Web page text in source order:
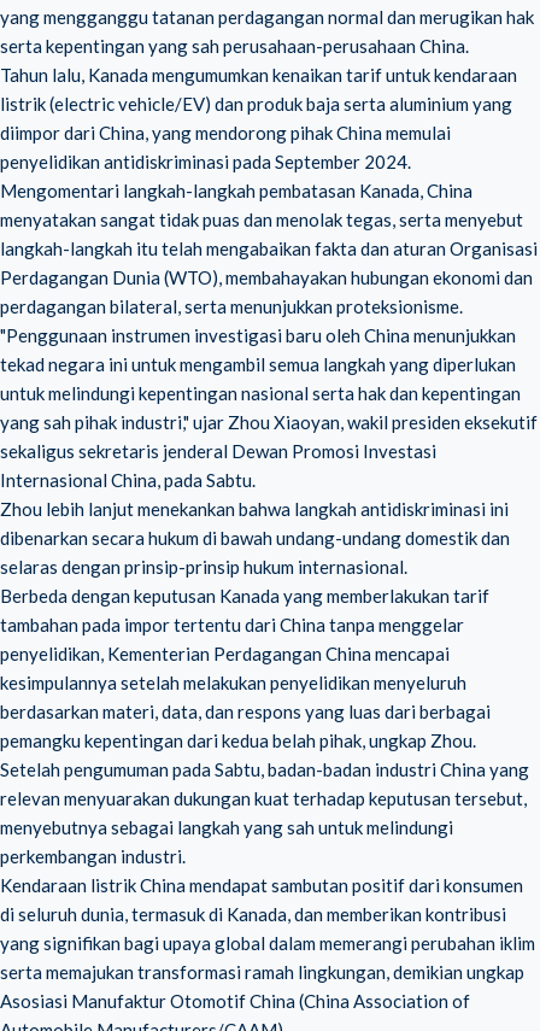
yang mengganggu tatanan perdagangan normal dan merugikan hak
serta kepentingan yang sah perusahaan-perusahaan China.
Tahun lalu, Kanada mengumumkan kenaikan tarif untuk kendaraan
listrik (electric vehicle/EV) dan produk baja serta aluminium yang
diimpor dari China, yang mendorong pihak China memulai
penyelidikan antidiskriminasi pada September 2024.
Mengomentari langkah-langkah pembatasan Kanada, China
menyatakan sangat tidak puas dan menolak tegas, serta menyebut
langkah-langkah itu telah mengabaikan fakta dan aturan Organisasi
Perdagangan Dunia (WTO), membahayakan hubungan ekonomi dan
perdagangan bilateral, serta menunjukkan proteksionisme.
"Penggunaan instrumen investigasi baru oleh China menunjukkan
tekad negara ini untuk mengambil semua langkah yang diperlukan
untuk melindungi kepentingan nasional serta hak dan kepentingan
yang sah pihak industri," ujar Zhou Xiaoyan, wakil presiden eksekutif
sekaligus sekretaris jenderal Dewan Promosi Investasi
Internasional China, pada Sabtu.
Zhou lebih lanjut menekankan bahwa langkah antidiskriminasi ini
dibenarkan secara hukum di bawah undang-undang domestik dan
selaras dengan prinsip-prinsip hukum internasional.
Berbeda dengan keputusan Kanada yang memberlakukan tarif
tambahan pada impor tertentu dari China tanpa menggelar
penyelidikan, Kementerian Perdagangan China mencapai
kesimpulannya setelah melakukan penyelidikan menyeluruh
berdasarkan materi, data, dan respons yang luas dari berbagai
pemangku kepentingan dari kedua belah pihak, ungkap Zhou.
Setelah pengumuman pada Sabtu, badan-badan industri China yang
relevan menyuarakan dukungan kuat terhadap keputusan tersebut,
menyebutnya sebagai langkah yang sah untuk melindungi
perkembangan industri.
Kendaraan listrik China mendapat sambutan positif dari konsumen
di seluruh dunia, termasuk di Kanada, dan memberikan kontribusi
yang signifikan bagi upaya global dalam memerangi perubahan iklim
serta memajukan transformasi ramah lingkungan, demikian ungkap
Asosiasi Manufaktur Otomotif China (China Association of